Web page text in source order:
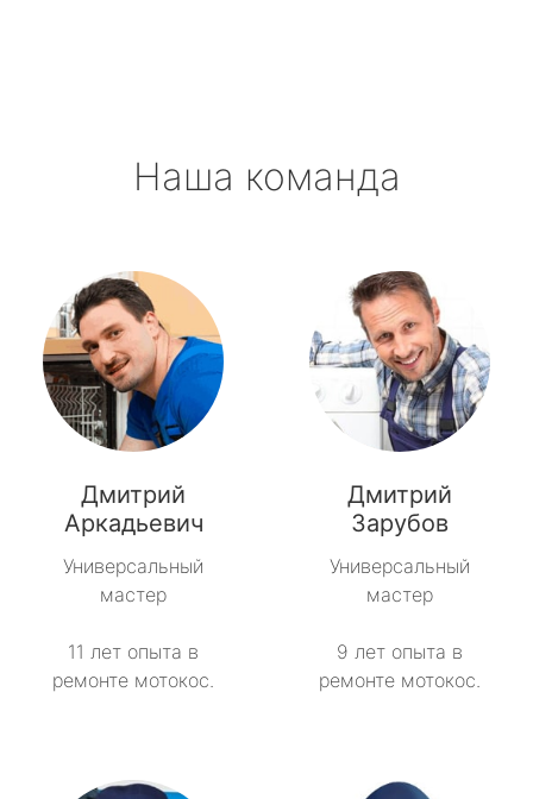
Наша команда
Дмитрий
Аркадьевич
Универсальный
мастер
11 лет опыта в
ремонте мотокос.
Дмитрий
Зарубов
Универсальный
мастер
9 лет опыта в
ремонте мотокос.